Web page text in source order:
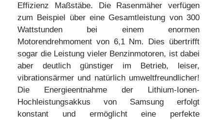
Effizienz Maßstäbe. Die Rasenmäher verfügen
zum Beispiel über eine Gesamtleistung von 300
Wattstunden bei einem enormen
Motorendrehmoment von 6,1 Nm. Dies übertrifft
sogar die Leistung vieler Benzinmotoren, ist dabei
aber deutlich günstiger im Betrieb, leiser,
vibrationsärmer und natürlich umweltfreundlicher!
Die Energieentnahme der Lithium-Ionen-
Hochleistungsakkus von Samsung erfolgt
konstant und ermöglicht eine perfekte